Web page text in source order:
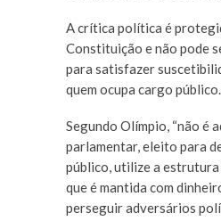
A crítica política é
Constituição e não pode
para satisfazer
quem ocupa cargo público.
Segundo Olímpio, “não é
parlamentar, eleito para
público, utilize a estrutura
que é mantida com
perseguir adversários